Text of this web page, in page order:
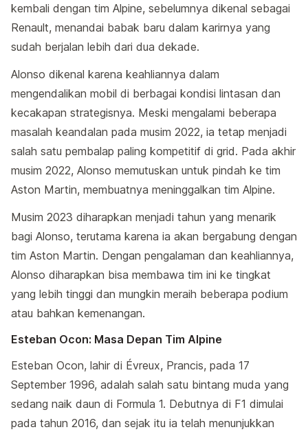
kembali dengan tim Alpine, sebelumnya dikenal sebagai
Renault, menandai babak baru dalam karirnya yang
sudah berjalan lebih dari dua dekade.
Alonso dikenal karena keahliannya dalam
mengendalikan mobil di berbagai kondisi lintasan dan
kecakapan strategisnya. Meski mengalami beberapa
masalah keandalan pada musim 2022, ia tetap menjadi
salah satu pembalap paling kompetitif di grid. Pada akhir
musim 2022, Alonso memutuskan untuk pindah ke tim
Aston Martin, membuatnya meninggalkan tim Alpine.
Musim 2023 diharapkan menjadi tahun yang menarik
bagi Alonso, terutama karena ia akan bergabung dengan
tim Aston Martin. Dengan pengalaman dan keahliannya,
Alonso diharapkan bisa membawa tim ini ke tingkat
yang lebih tinggi dan mungkin meraih beberapa podium
atau bahkan kemenangan.
Esteban Ocon: Masa Depan Tim Alpine
Esteban Ocon, lahir di Évreux, Prancis, pada 17
September 1996, adalah salah satu bintang muda yang
sedang naik daun di Formula 1. Debutnya di F1 dimulai
pada tahun 2016, dan sejak itu ia telah menunjukkan